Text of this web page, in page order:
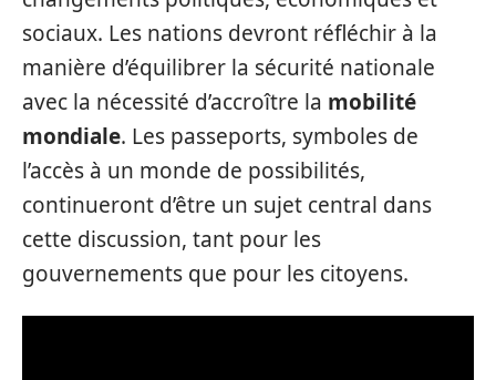
sociaux. Les nations devront réfléchir à la
manière d’équilibrer la sécurité nationale
avec la nécessité d’accroître la mobilité
mondiale. Les passeports, symboles de
l’accès à un monde de possibilités,
continueront d’être un sujet central dans
cette discussion, tant pour les
gouvernements que pour les citoyens.